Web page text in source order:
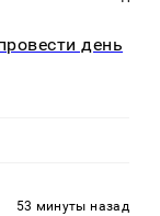
день
53 минуты назад